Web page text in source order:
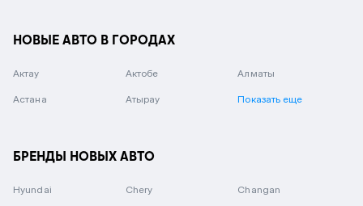
НОВЫЕ АВТО В ГОРОДАХ
Актау Актобе Алматы
Астана Атырау Показать еще
БРЕНДЫ НОВЫХ АВТО
Hyundai Chery Changan